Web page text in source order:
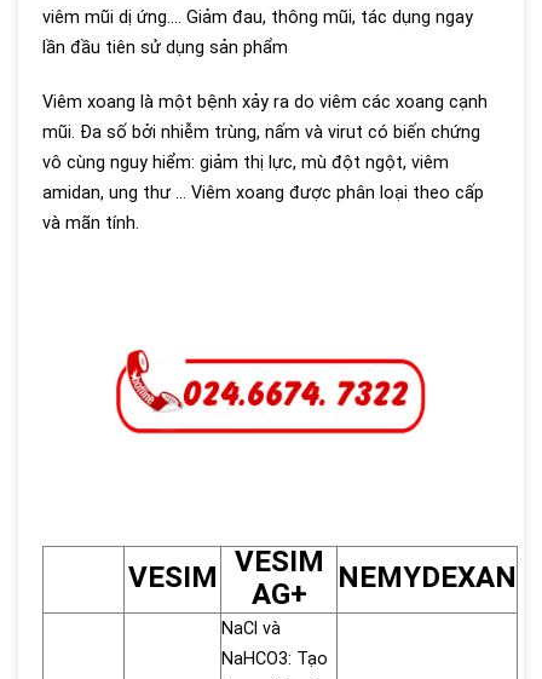
viêm mũi dị ứng.... Giảm đau, thông mũi, tác dụng ngay
lần đầu tiên sử dụng sản phẩm
Viêm xoang là một bệnh xảy ra do viêm các xoang cạnh
mũi. Đa số bởi nhiễm trùng, nấm và virut có biến chứng
vô cùng nguy hiểm: giảm thị lực, mù đột ngột, viêm
amidan, ung thư ... Viêm xoang được phân loại theo cấp
và mãn tính.
VESIM VESIM
AG+
NEMYDEXAN
NaCl và
NaHCO3: Tạo